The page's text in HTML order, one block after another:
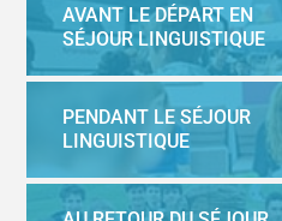
AVANT LE DÉPART EN
SÉJOUR LINGUISTIQUE
PENDANT LE SÉJOUR
LINGUISTIQUE